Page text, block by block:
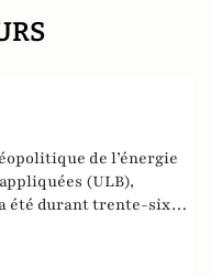
de l’énergie
(ULB),
été durant trente-six
générale de l'énergie
de 18 livres.